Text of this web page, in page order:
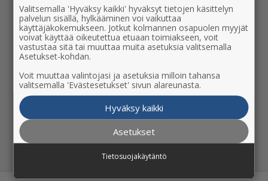
Anu Nahkala
044 534 5191
anu.nahkala@komiat.fi
Emilia Aho
040 484 7139
emilia.aho@komiat.fi
Valitsemalla 'Hyväksy kaikki' hyväksyt tietojen käsittelyn
palvelun sisällä, hylkääminen voi vaikuttaa
käyttäjäkokemukseen. Jotkut kolmannen osapuolen myyjät
voivat käyttää oikeutettua etuaan toimiakseen, voit
vastustaa sitä tai muuttaa muita asetuksia valitsemalla
Asetukset-kohdan.
Voit muuttaa valintojasi ja asetuksia milloin tahansa
valitsemalla 'Evästesetukset' sivun alareunasta.
Hyväksy kaikki
Asetukset
Tietosuojakäytäntö